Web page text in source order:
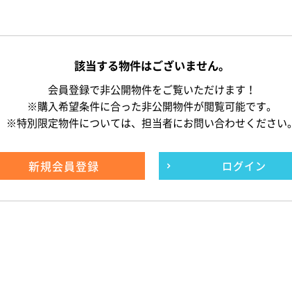
該当する物件はございません。
会員登録で非公開物件をご覧いただけます！
※購入希望条件に合った非公開物件が閲覧可能です。
※特別限定物件については、担当者にお問い合わせください。
新規会員登録 ログイン